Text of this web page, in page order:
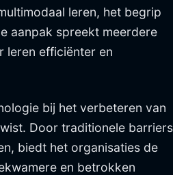
leren, het begrip
aanpak spreekt meerdere
leren efficiënter en
bij het verbeteren van
Door traditionele barriers
biedt het organisaties de
en betrokken